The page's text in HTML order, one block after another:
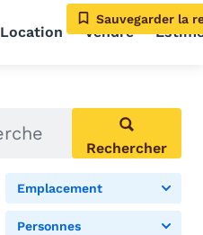
Location Vendre
Sauvegarder la
Rechercher
Emplacement
Personnes